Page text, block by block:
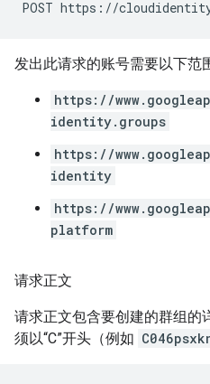
发出此请求的账号需要以下范
https://
identity.groups
https://
identity
https://
platform
请求正文
请求正文包含要创建的群组的
须以“C”开头（例如